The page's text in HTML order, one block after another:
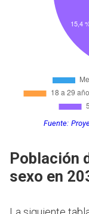
Fuente:
Población
sexo en